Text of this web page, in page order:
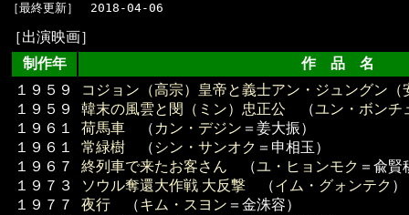
［出演映画］
制作年
作 品 名
１９５９
１９５９
１９６１
１９６１
１９６７
１９７３
１９７７
コジョン（高宗）皇帝と義士アン・ジュングン（
韓末の風雲と閔（ミン）忠正公 （ユン・ボンチ
荷馬車 （ カン・デジン ＝姜大振）
常緑樹 （ シン・サンオク ＝申相玉）
終列車で来たお客さん （ユ・ヒョンモク ＝兪賢
ソウル奪還大作戦 大反撃 （イム・グォンテク ）
夜行 （キム・スヨン ＝金洙容）